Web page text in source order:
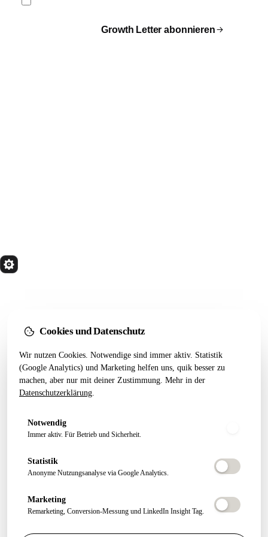
Growth Letter abonnieren
LEISTUNGEN
Alle Leistungen
Webseiten Aufbau
Conversion Tracking
RESSOURCEN
Startseiten-Test
Webdesign 2026
Experten Netzwerk
Kontakt
Cookies und Datenschutz
Wir nutzen Cookies. Notwendige sind immer aktiv. Statistik
(Google Analytics) und Marketing helfen uns, quik besser zu
machen, aber nur mit deiner Zustimmung. Mehr in der
Datenschutzerklärung
Notwendig
Immer aktiv. Für Betrieb und Sicherheit.
Statistik
Anonyme Nutzungsanalyse via Google Analytics.
Marketing
Remarketing, Conversion-Messung und LinkedIn Insight Tag.